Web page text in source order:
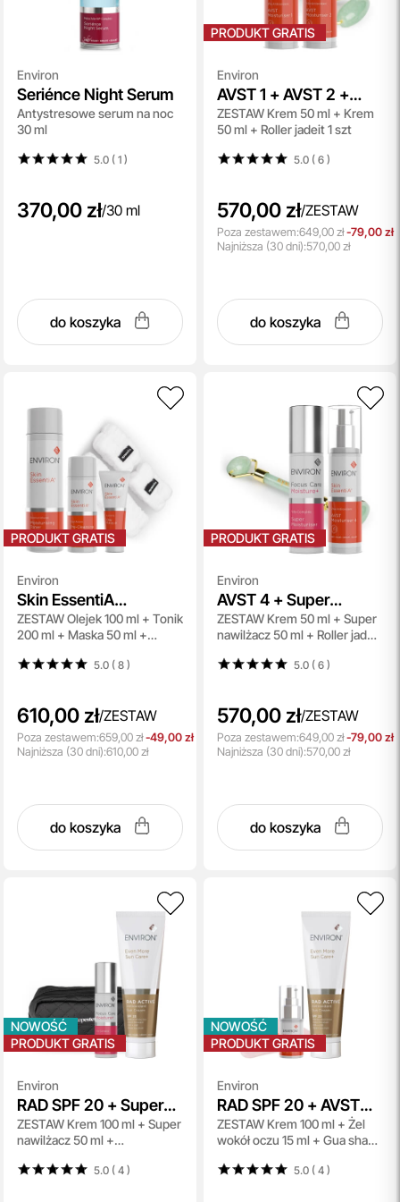
Environ
Seriénce Night Serum
Antystresowe serum na noc
30 ml
5.0 ( 1)
370,00 zł/30 ml
do koszyka
PRODUKT GRATIS
Environ
AVST 1 + AVST 2 +
Roller Topestetic
ZESTAW Krem 50 ml + Krem
50 ml + Roller jadeit 1 szt
5.0 ( 6)
570,00 zł/ZESTAW
Poza zestawem:649,00 zł-79,00 zł
Najniższa (30 dni):570,00 zł
do koszyka
PRODUKT GRATIS
Environ
Skin EssentiA
Cleansing Set
ZESTAW Olejek 100 ml + Tonik
200 ml + Maska 50 ml +
twarzy
5.0 ( 8)
610,00 zł/ZESTAW
Poza zestawem:659,00 zł-49,00 zł
Najniższa (30 dni):610,00 zł
do koszyka
PRODUKT GRATIS
Environ
AVST 4 + Super
Moisturiser + Roller
Topestetic
ZESTAW Krem 50 ml + Super
nawilżacz 50 ml + Roller jadeit
5.0 ( 6)
570,00 zł/ZESTAW
Poza zestawem:649,00 zł-79,00 zł
Najniższa (30 dni):570,00 zł
do koszyka
NOWOŚĆ
PRODUKT GRATIS
Environ
RAD SPF 20 + Super
Moisturiser +
Kosmetyczka
ZESTAW Krem 100 ml + Super
nawilżacz 50 ml +
5.0 ( 4)
NOWOŚĆ
PRODUKT GRATIS
Environ
RAD SPF 20 + AVST
Eye Gel + Gua Sha
ZESTAW Krem 100 ml + Żel
wokół oczu 15 ml + Gua sha
5.0 ( 4)